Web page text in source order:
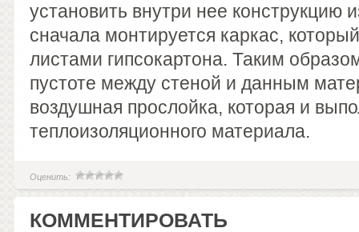
установить внутри нее конструкцию
сначала монтируется каркас,
листами гипсокартона. Таким
пустоте между стеной и данным
воздушная прослойка, которая и
теплоизоляционного материала.
Оценить:
КОММЕНТИРОВАТЬ